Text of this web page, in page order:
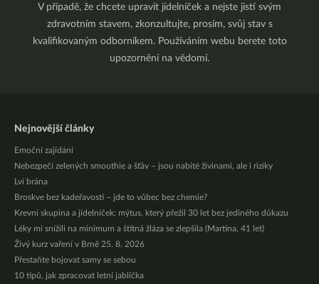
V případě, že chcete upravit jídelníček a nejste jistí svým
zdravotním stavem, zkonzultujte, prosím, svůj stav s
kvalifikovaným odborníkem. Používáním webu berete toto
upozornění na vědomí.
Nejnovější články
Emoční zajídání
Nebezpečí zelených smoothie a šťáv – jsou nabité živinami, ale i riziky
Lví brána
Broskve bez kadeřavosti – jde to vůbec bez chemie?
Krevní skupina a jídelníček: mýtus, který přežil 30 let bez jediného důkazu
Léky mi snížili na minimum a štítná žláza se zlepšila (Martina, 41 let)
Živý kurz vaření v Brně 25. 8. 2026
Přestaňte bojovat samy se sebou
10 tipů, jak zpracovat letní jablíčka